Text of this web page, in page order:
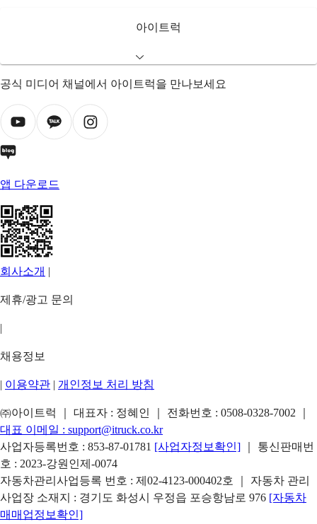
아이트럭
공식 미디어 채널에서 아이트럭을 만나보세요
앱 다운로드
회사소개 |
제휴/광고 문의
|
채용정보
| 이용약관 | 개인정보 처리 방침
㈜아이트럭 ｜ 대표자 : 정혜인 ｜ 전화번호 : 0508-0328-7002
대표 이메일 : support@itruck.co.kr
사업자등록번호 : 853-87-01781 [사업자정보확인]
｜ 통신판매번
호 : 2023-강원인제-0074
자동차관리사업등록 번호 : 제02-4123-000402호 ｜ 자동차 관리
사업장 소재지 : 경기도 화성시 우정읍 포승항남로 976 [자동차
매매업정보확인]